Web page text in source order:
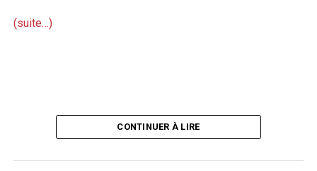
Des cyclistes de Waremme vont rejoindre Gerardmer en
(suite…)
CONTINUER À LIRE